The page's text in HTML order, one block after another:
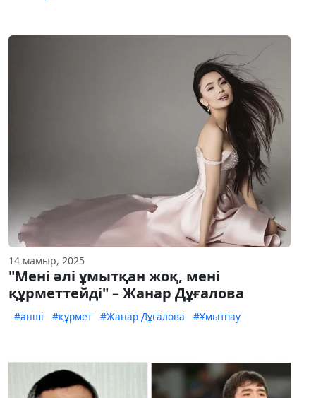
14 мамыр, 2025
"Мені әлі ұмытқан жоқ, мені
құрметтейді" – Жанар Дұғалова
#әнші #құрмет #Жанар Дұғалова #Ұмытпау